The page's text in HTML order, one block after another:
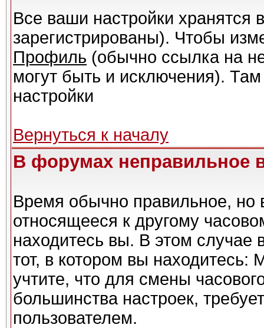
Все ваши настройки хранятся
зарегистрированы). Чтобы
Профиль (обычно ссылка на
могут быть и исключения).
настройки
Вернуться к началу
В форумах неправильное
Время обычно правильное, но
относящееся к другому
находитесь вы. В этом случае
тот, в котором вы находитесь:
учтите, что для смены
большинства настроек,
пользователем.